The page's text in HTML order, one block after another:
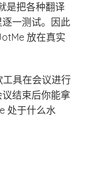
是把各种翻译
一测试。因此
放在真实
具在会议进行
结束后你能拿
处于什么水